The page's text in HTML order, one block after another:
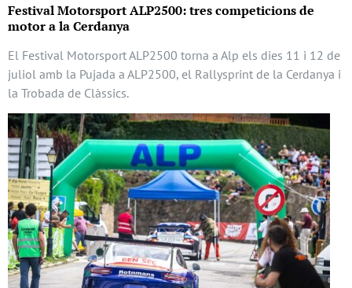
Festival Motorsport ALP2500: tres competicions de
motor a la Cerdanya
El Festival Motorsport ALP2500 torna a Alp els dies 11 i 12 de
juliol amb la Pujada a ALP2500, el Rallysprint de la Cerdanya i
la Trobada de Clàssics.